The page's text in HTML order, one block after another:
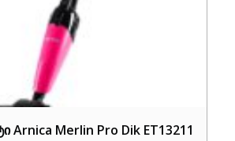
Arnica Merlin Pro Dik ET13211